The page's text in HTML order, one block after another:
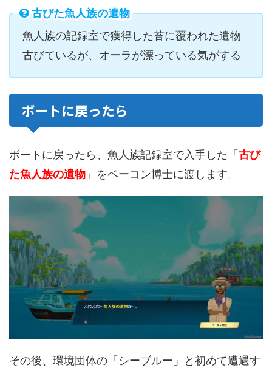
古びた魚人族の遺物
魚人族の記録室で獲得した苔に覆われた遺物
古びているが、オーラが漂っている気がする
ボートに戻ったら
ボートに戻ったら、魚人族記録室で入手した「 古び
た魚人族の遺物 」をベーコン博士に渡します。
その後、環境団体の「シーブルー」と初めて遭遇す